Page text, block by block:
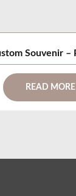
Souvenir –
READ MORE